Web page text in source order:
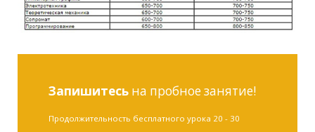
Запишитесьна пробное занятие!
Продолжительность бесплатного урока 20 - 30